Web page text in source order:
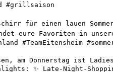
#grillsaison
für einen lauen
eure Favoriten in
#TeamEitensheim
am Donnerstag ist Ladies
✨ Late-Night-